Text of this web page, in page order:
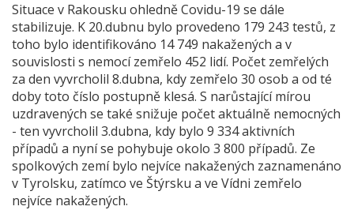
Situace v Rakousku ohledně Covidu-19 se dále
stabilizuje. K 20.dubnu bylo provedeno 179 243 testů, z
toho bylo identifikováno 14 749 nakažených a v
souvislosti s nemocí zemřelo 452 lidí. Počet zemřelých
za den vyvrcholil 8.dubna, kdy zemřelo 30 osob a od té
doby toto číslo postupně klesá. S narůstající mírou
uzdravených se také snižuje počet aktuálně nemocných
- ten vyvrcholil 3.dubna, kdy bylo 9 334 aktivních
případů a nyní se pohybuje okolo 3 800 případů. Ze
spolkových zemí bylo nejvíce nakažených zaznamenáno
v Tyrolsku, zatímco ve Štýrsku a ve Vídni zemřelo
nejvíce nakažených.